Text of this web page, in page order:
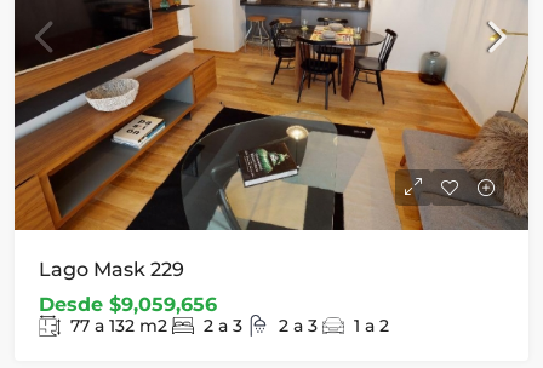
Lago Mask 229
Desde $9,059,656
77 a 132 m2 2 a 3 2 a 3 1 a 2